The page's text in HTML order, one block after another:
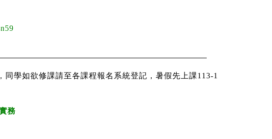
同學如欲修課請至各課程報名系統登記，暑假先上課113-1
務